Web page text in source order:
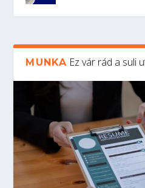
MUNKA Ez vár rád a suli